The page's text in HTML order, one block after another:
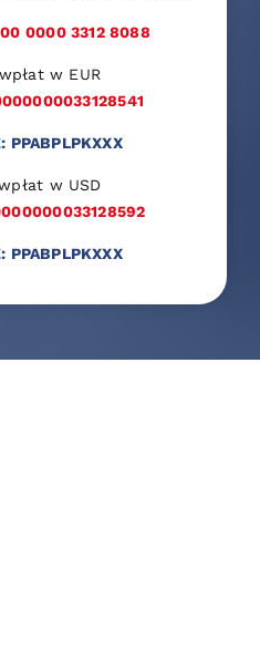
0000 3312 8088
w EUR
PPABPLPKXXX
w USD
PPABPLPKXXX